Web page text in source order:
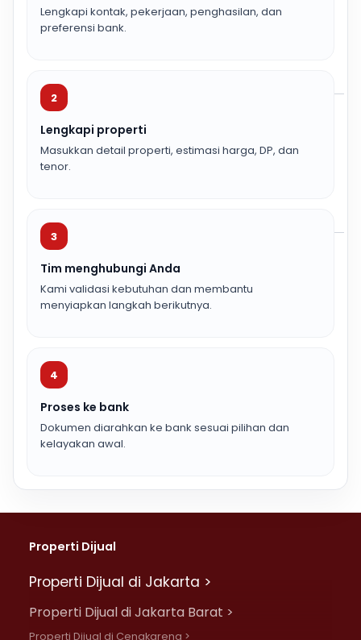
Lengkapi kontak, pekerjaan, penghasilan, dan
preferensi bank.
2
Lengkapi properti
Masukkan detail properti, estimasi harga, DP, dan
tenor.
3
Tim menghubungi Anda
Kami validasi kebutuhan dan membantu
menyiapkan langkah berikutnya.
4
Proses ke bank
Dokumen diarahkan ke bank sesuai pilihan dan
kelayakan awal.
Properti Dijual
Properti Dijual di Jakarta >
Properti Dijual di Jakarta Barat >
Properti Dijual di Cengkareng >